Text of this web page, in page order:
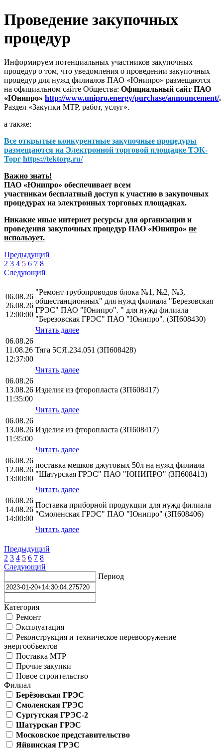
Проведение закупочных
процедур
Информируем потенциальных участников закупочных
процедур о том, что уведомления о проведении закупочных
процедур для нужд филиалов ПАО «Юнипро» размещаются
на официальном сайте Общества: Официальный сайт ПАО
«Юнипро» http://www.unipro.energy/purchase/announcement/.
Раздел «Закупки МТР, работ, услуг».
а также:
Все открытые конкурентные закупочные процедуры
размещаются на Электронной торговой площадке ТЭК-
Торг https://tektorg.ru/
Важно знать!
ПАО «Юнипро» обеспечивает всем
участникам бесплатный доступ к участию в закупочных
процедурах на электронных торговых площадках.
Никакие иные интернет ресурсы для организации и
проведения закупочных процедур ПАО «Юнипро» не
использует.
Предыдущий
2 3 4 5 6 7 8
Следующий
06.08.26
26.08.26
12:00:00
"Ремонт трубопроводов блока №1, №2, №3,
общестанционных" для нужд филиала "Березовская
ГРЭС" ПАО "Юнипро". " для нужд филиала
"Березовская ГРЭС" ПАО "Юнипро". (ЗП608430)
Читать далее
06.08.26
11.08.26
12:37:00
Тяга 5СЯ.234.051 (ЗП608428)
Читать далее
06.08.26
13.08.26
11:35:00
Изделия из фторопласта (ЗП608417)
Читать далее
06.08.26
13.08.26
11:35:00
Изделия из фторопласта (ЗП608417)
Читать далее
06.08.26
12.08.26
13:00:00
поставка мешков джутовых 50л на нужд филиала
"Шатурская ГРЭС" ПАО "ЮНИПРО" (ЗП608413)
Читать далее
06.08.26
14.08.26
14:00:00
Поставка приборной продукции для нужд филиала
"Смоленская ГРЭС" ПАО "Юнипро" (ЗП608406)
Читать далее
Предыдущий
2 3 4 5 6 7 8
Следующий
Период
Категория
Ремонт
Эксплуатация
Реконструкция и техническое перевооружение
энергообъектов
Поставка МТР
Прочие закупки
Новое строительство
Филиал
Берёзовская ГРЭС
Смоленская ГРЭС
Сургутская ГРЭС-2
Шатурская ГРЭС
Московское представительство
Яйвинская ГРЭС